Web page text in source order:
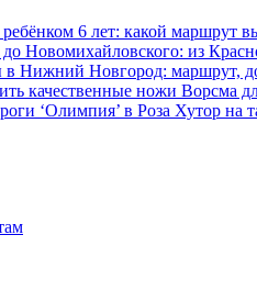
6 лет: какой маршрут
Новомихайловского: из
Нижний Новгород: маршрут,
качественные ножи Ворсма
‘Олимпия’ в Роза Хутор на